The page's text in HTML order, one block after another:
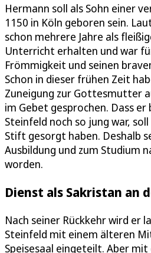
Hermann soll als Sohn einer
1150 in Köln geboren sein.
schon mehrere Jahre als
Unterricht erhalten und war
Frömmigkeit und seinen
Schon in dieser frühen Zeit
Zuneigung zur Gottesmutter
im Gebet gesprochen. Dass
Steinfeld noch so jung war,
Stift gesorgt haben. Deshalb
Ausbildung und zum Studium
worden.
Dienst als Sakristan an
Nach seiner Rückkehr wird er
Steinfeld mit einem älteren
Speisesaal eingeteilt. Aber